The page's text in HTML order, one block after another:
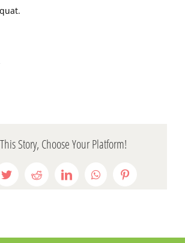
Story, Choose Your Platform!
TwitterRedditLinkedInWhatsAppPinterest